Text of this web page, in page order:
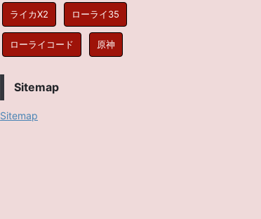
ライカX2 ローライ35
ローライコード 原神
Sitemap
Sitemap